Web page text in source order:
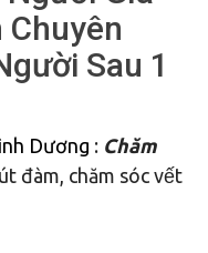
Chuyên
Sau 1
Dương : Chăm
đàm, chăm sóc vết